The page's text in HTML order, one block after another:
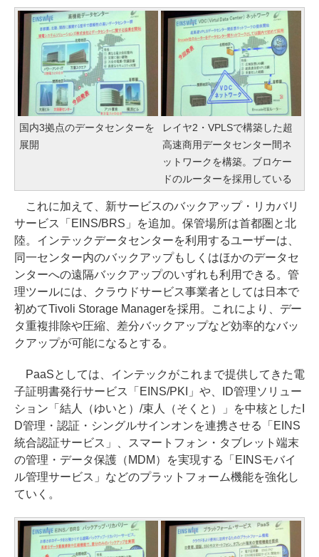
国内3拠点のデータセンターを
展開
レイヤ2・VPLSで構築した超
高速商用データセンター間ネ
ットワークを構築。ブロケー
ドのルーターを採用している
これに加えて、新サービスのバックアップ・リカバリ
サービス「EINS/BRS」を追加。保管場所は首都圏と北
陸。インテックデータセンターを利用するユーザーは、
同一センター内のバックアップもしくはほかのデータセ
ンターへの遠隔バックアップのいずれも利用できる。管
理ツールには、クラウドサービス事業者としては日本で
初めてTivoli Storage Managerを採用。これにより、デー
タ重複排除や圧縮、差分バックアップなど効率的なバッ
クアップが可能になるとする。
PaaSとしては、インテックがこれまで提供してきた電
子証明書発行サービス「EINS/PKI」や、ID管理ソリュー
ション「結人（ゆいと）/束人（そくと）」を中核としたI
D管理・認証・シングルサインオンを連携させる「EINS
統合認証サービス」、スマートフォン・タブレット端末
の管理・データ保護（MDM）を実現する「EINSモバイ
ル管理サービス」などのプラットフォーム機能を強化し
ていく。